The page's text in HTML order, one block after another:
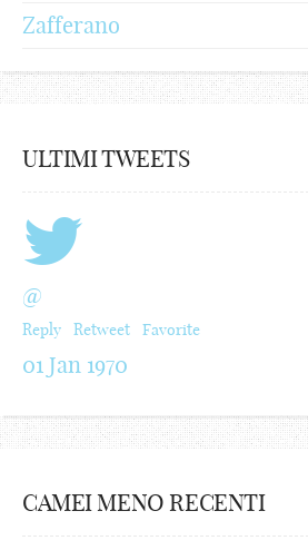
Zafferano
ULTIMI TWEETS
@
Reply Retweet Favorite
01 Jan 1970
CAMEI MENO RECENTI